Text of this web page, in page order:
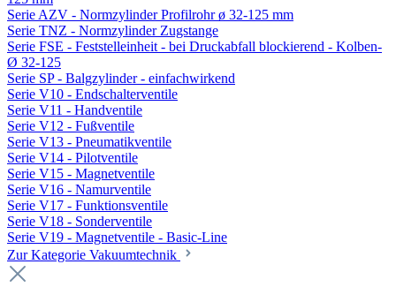
Serie AZV - Normzylinder Profilrohr ø 32-125 mm
Serie TNZ - Normzylinder Zugstange
Serie FSE - Feststelleinheit - bei Druckabfall blockierend - Kolben-
Ø 32-125
Serie SP - Balgzylinder - einfachwirkend
Serie V10 - Endschalterventile
Serie V11 - Handventile
Serie V12 - Fußventile
Serie V13 - Pneumatikventile
Serie V14 - Pilotventile
Serie V15 - Magnetventile
Serie V16 - Namurventile
Serie V17 - Funktionsventile
Serie V18 - Sonderventile
Serie V19 - Magnetventile - Basic-Line
Zur Kategorie Vakuumtechnik